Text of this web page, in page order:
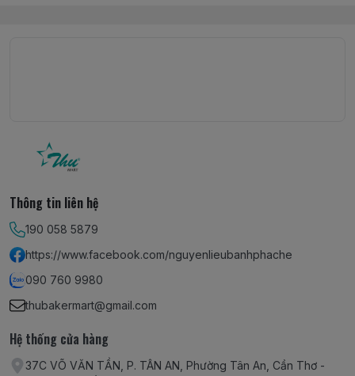
Thông tin liên hệ
190 058 5879
https://www.facebook.com/nguyenlieubanhphache
090 760 9980
thubakermart@gmail.com
Hệ thống cửa hàng
37C VÕ VĂN TẦN, P. TÂN AN, Phường Tân An, Cần Thơ -